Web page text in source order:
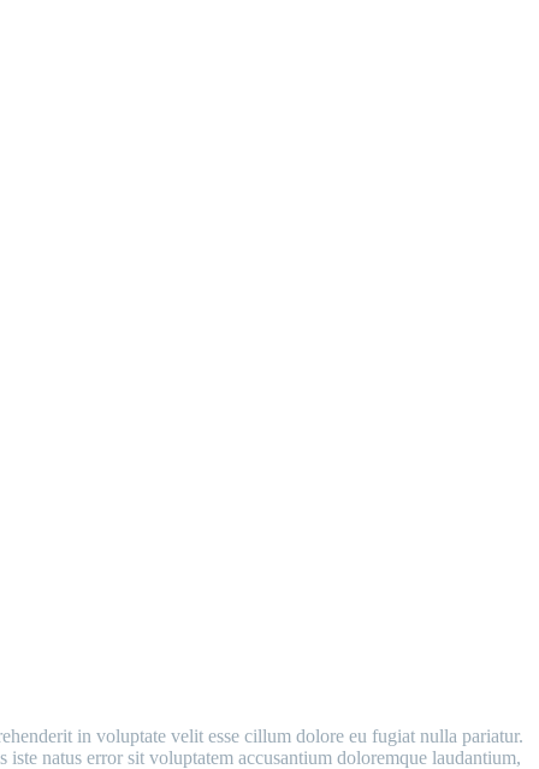
in voluptate velit esse cillum dolore eu fugiat nulla pariatur.
natus error sit voluptatem accusantium doloremque laudantium,